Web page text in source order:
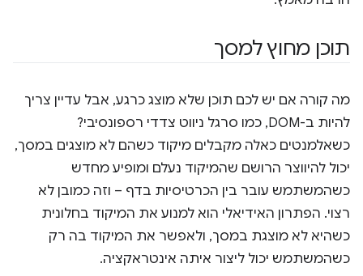
תוכן מחוץ למסך
מה קורה אם יש לכם תוכן שלא מוצג כרגע, אבל עדיין צריך
להיות ב-DOM, כמו סרגל ניווט צדדי רספונסיבי?
כשאלמנטים כאלה מקבלים מיקוד כשהם לא מוצגים במסך,
יכול להיווצר הרושם שהמיקוד נעלם ומופיע מחדש
כשהמשתמש עובר בין הכרטיסיות בדף – וזה כמובן לא
רצוי. הפתרון האידיאלי הוא למנוע את המיקוד בחלונית
כשהיא לא מוצגת במסך, ולאפשר את המיקוד בה רק
כשהמשתמש יכול ליצור איתה אינטראקציה.